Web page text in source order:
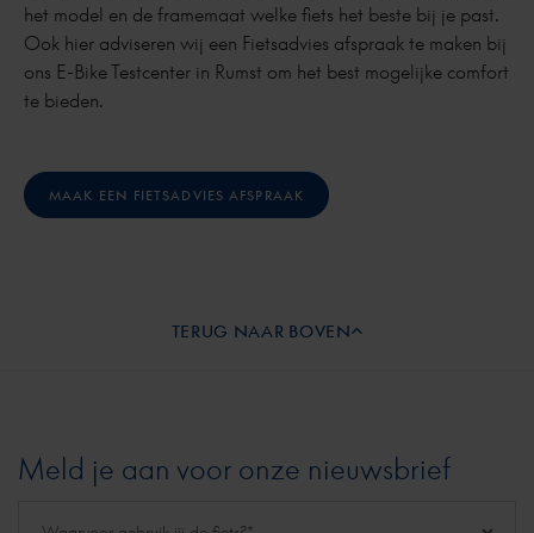
het model en de framemaat welke fiets het beste bij je past.
Ook hier adviseren wij een Fietsadvies afspraak te maken bij
ons E-Bike Testcenter in Rumst om het best mogelijke comfort
te bieden.
MAAK EEN FIETSADVIES AFSPRAAK
Meld je aan voor onze nieuwsbrief
TERUG NAAR BOVEN